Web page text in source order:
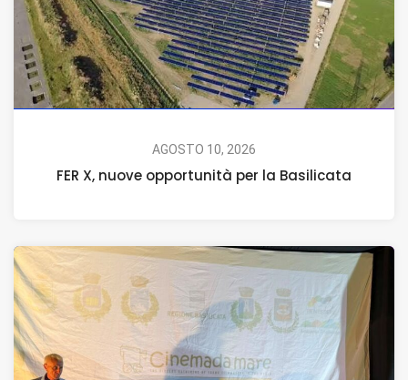
AGOSTO 10, 2026
FER X, nuove opportunità per la Basilicata